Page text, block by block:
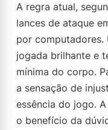
A regra atual,
lances de ataque
por computadores.
jogada brilhante e
mínima do corpo.
a sensação de
essência do jogo.
o benefício da